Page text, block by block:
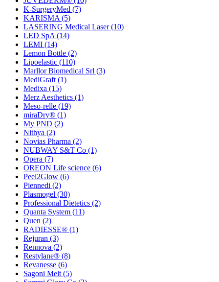
K-SurgeryMed (7)
KARISMA (5)
LASERING Medical Laser(10)
LED SpA (14)
LEMI (14)
Lemon Bottle (2)
Lipoelastic (110)
Marllor Biomedical Srl (3)
MediGraft (1)
Medixa (15)
Merz Aesthetics (1)
Meso-relle (19)
miraDry® (1)
My PND (2)
Nithya (2)
Novias Pharma (2)
NUBWAY S&T Co (1)
Opera (7)
OREON Life science (6)
Peel2Glow (6)
Piennedi (2)
Plasmogel (30)
Professional Dietetics (2)
Quanta System (11)
Quen (2)
RADIESSE® (1)
Rejuran (3)
Rennova (2)
Restylane® (8)
Revanesse (6)
Sagoni Melt (5)